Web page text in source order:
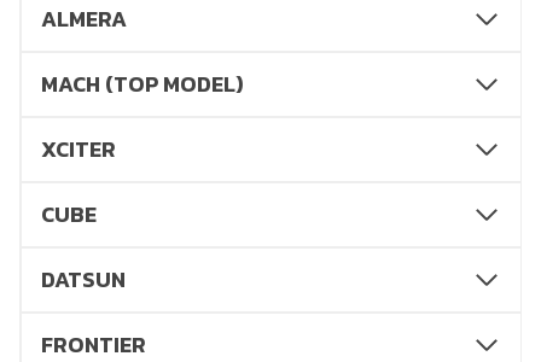
ALMERA
MACH (TOP MODEL)
XCITER
CUBE
DATSUN
FRONTIER